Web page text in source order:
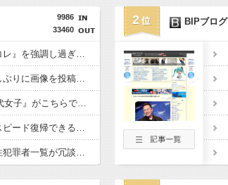
9986
33460
【画像】ワイの会社の女さん、『コレ』を強調し過ぎて完全にあたしこ枠を狙ってるんだがw w w w w w w w w w w w
【画像】俺たちの姫本田望結、久しぶりに画像を投稿した結果→やっぱりワイらの姫だったw w w w w w w w w w
【画像】『20代にしか見えない30代女子』がこちらです←お前らから見てどう？？？？？？？
【衝撃】広末涼子さんが地上波にスピード復帰できる理由←コレ、誰にも分からない模様w w w w w w w w
【画像】日本のセクシー過ぎる女性犯罪者一覧が冗談抜きにレベル高過ぎる件w w w w w w w w w
2 BIPブログ